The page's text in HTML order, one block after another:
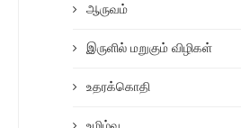
ஆருவம்
இருளில் மறுகும் விழிகள்
உதரக்கொதி
உமிழ்வு